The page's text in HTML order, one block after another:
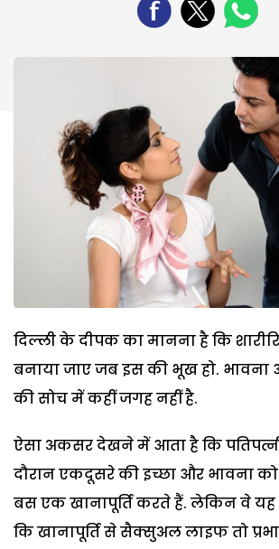
दिल्ली के दीपक का मानना है कि
बनाया जाए जब इस की भूख हो. भावना
की सोच में कहीं जगह नहीं है.
ऐसा अकसर देखने में आता है कि
दौरान एकदूसरे की इच्छा और भावना
बस एक खानापूर्ति करते हैं. लेकिन वे
कि खानापूर्ति से सैक्सुअल लाइफ तो